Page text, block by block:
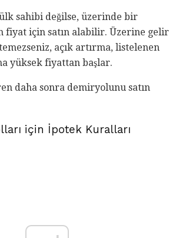
sahibi değilse, üzerinde bir
fiyat için satın alabilir. Üzerine gelir
açık artırma, listelenen
yüksek fiyattan başlar.
daha sonra demiryolunu satın
için İpotek Kuralları